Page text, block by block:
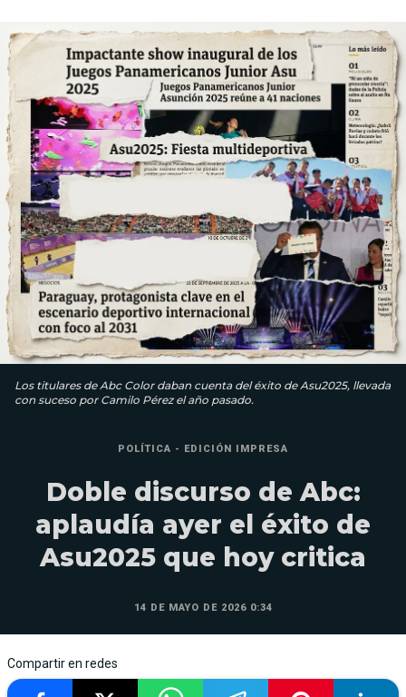
Los titulares de Abc Color daban cuenta del éxito de Asu2025, llevada
con suceso por Camilo Pérez el año pasado.
POLÍTICA - EDICIÓN IMPRESA
Doble discurso de Abc:
aplaudía ayer el éxito de
Asu2025 que hoy critica
14 DE MAYO DE 2026 0:34
Compartir en redes